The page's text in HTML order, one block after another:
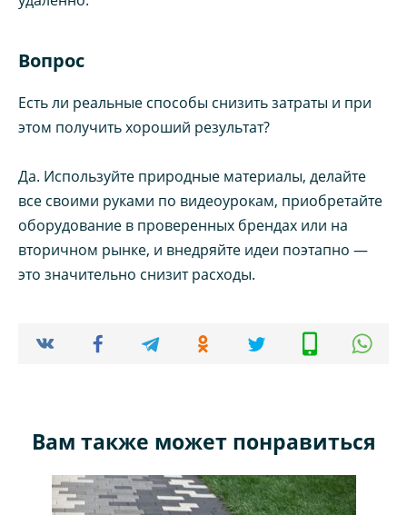
Вопрос
Есть ли реальные способы снизить затраты и при
этом получить хороший результат?
Да. Используйте природные материалы, делайте
все своими руками по видеоурокам, приобретайте
оборудование в проверенных брендах или на
вторичном рынке, и внедряйте идеи поэтапно —
это значительно снизит расходы.
Вам также может понравиться